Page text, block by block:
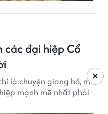
các đại hiệp Cổ
là chuyện giang hồ, mà
mạnh mẽ nhất phải
×